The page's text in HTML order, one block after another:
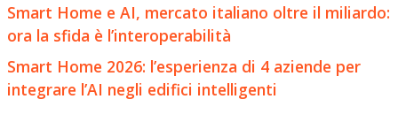
Smart Home e AI, mercato italiano oltre il miliardo:
ora la sfida è l’interoperabilità
Smart Home 2026: l’esperienza di 4 aziende per
integrare l’AI negli edifici intelligenti